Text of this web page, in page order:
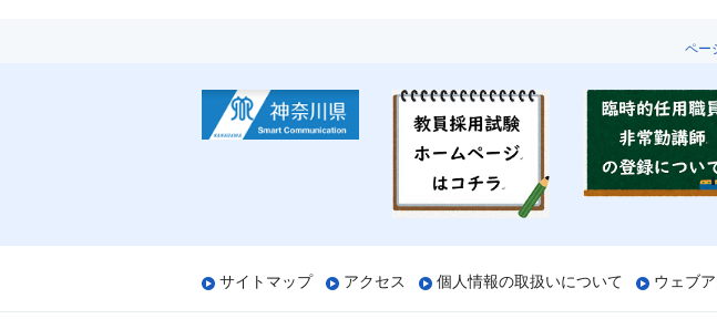
ペー
サイトマップ アクセス 個人情報の取扱いについて ウェブ